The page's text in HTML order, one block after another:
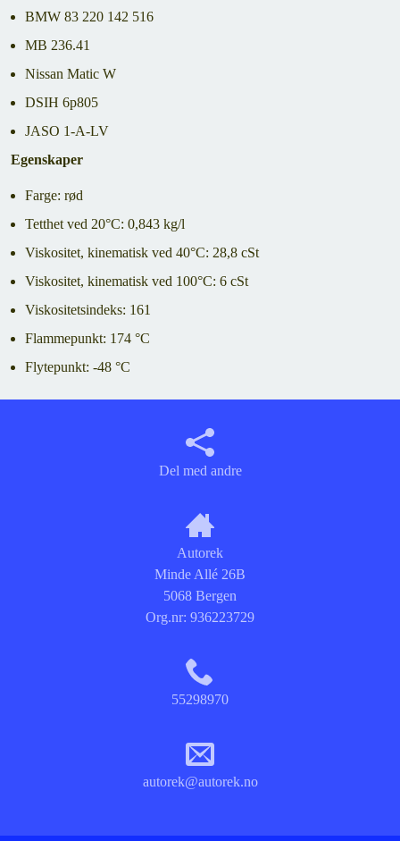
BMW 83 220 142 516
MB 236.41
Nissan Matic W
DSIH 6p805
JASO 1-A-LV
Egenskaper
Farge: rød
Tetthet ved 20°C: 0,843 kg/l
Viskositet, kinematisk ved 40°C: 28,8 cSt
Viskositet, kinematisk ved 100°C: 6 cSt
Viskositetsindeks: 161
Flammepunkt: 174 °C
Flytepunkt: -48 °C
Del med andre
Autorek
Minde Allé 26B
5068 Bergen
Org.nr: 936223729
55298970
autorek@autorek.no